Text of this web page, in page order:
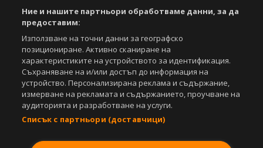
Ние и нашите партньори обработваме данни, за да
предоставим:
Използване на точни данни за географско
позициониране. Активно сканиране на
характеристиките на устройството за идентификация.
Съхраняване на и/или достъп до информация на
устройство. Персонализирана реклама и съдържание,
измерване на рекламата и съдържанието, проучване на
аудиторията и разработване на услуги.
Списък с партньори (доставчици)